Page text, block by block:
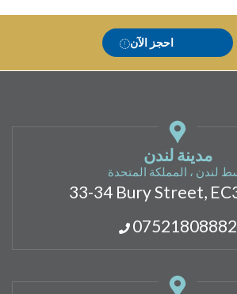
احجز الآن
مدينة لندن
لندن ، المملكة المتحدة
33-34 Bury Street,
07521808882